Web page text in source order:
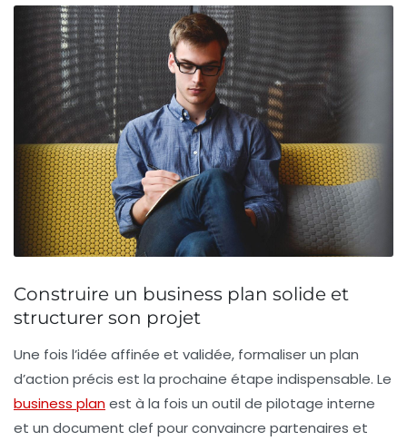
Construire un business plan solide et
structurer son projet
Une fois l’idée affinée et validée, formaliser un plan
d’action précis est la prochaine étape indispensable. Le
business planest à la fois un outil de pilotage interne
et un document clef pour convaincre partenaires et